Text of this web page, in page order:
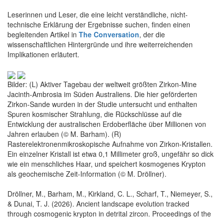
Leserinnen und Leser, die eine leicht verständliche, nicht-
technische Erklärung der Ergebnisse suchen, finden einen
begleitenden Artikel in The Conversation, der die
wissenschaftlichen Hintergründe und ihre weiterreichenden
Implikationen erläutert.
Bilder: (L) Aktiver Tagebau der weltweit größten Zirkon-Mine
Jacinth-Ambrosia im Süden Australiens. Die hier geförderten
Zirkon-Sande wurden in der Studie untersucht und enthalten
Spuren kosmischer Strahlung, die Rückschlüsse auf die
Entwicklung der australischen Erdoberfläche über Millionen von
Jahren erlauben (© M. Barham). (R)
Rasterelektronenmikroskopische Aufnahme von Zirkon-Kristallen.
Ein einzelner Kristall ist etwa 0,1 Millimeter groß, ungefähr so dick
wie ein menschliches Haar, und speichert kosmogenes Krypton
als geochemische Zeit-Information (© M. Dröllner).
Dröllner, M., Barham, M., Kirkland, C. L., Scharf, T., Niemeyer, S.,
& Dunai, T. J. (2026). Ancient landscape evolution tracked
through cosmogenic krypton in detrital zircon. Proceedings of the